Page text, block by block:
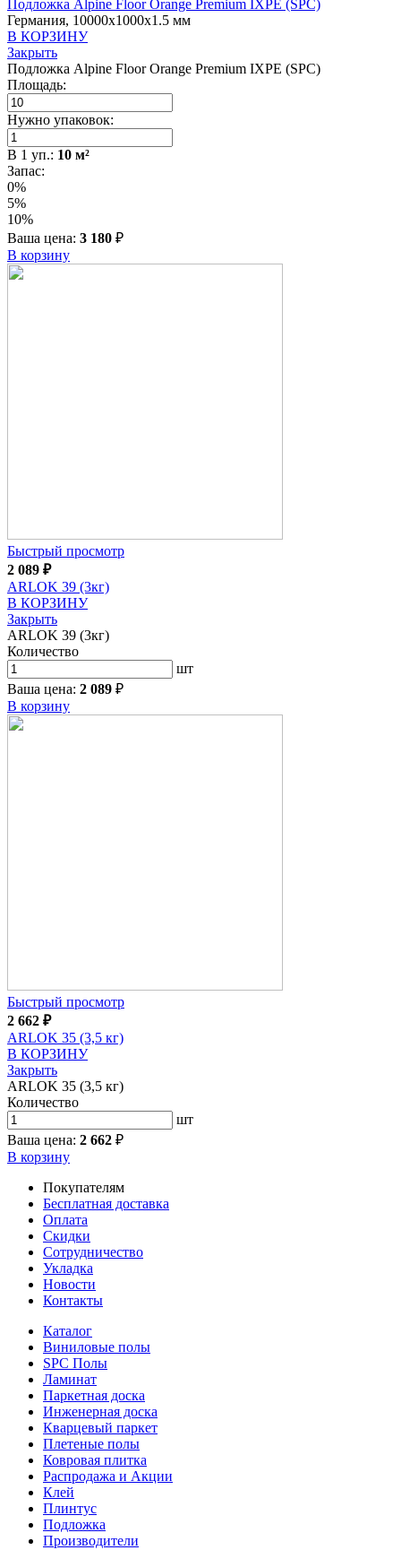
Подложка Alpine Floor Orange Premium IXPE (SPC)
Германия, 10000x1000x1.5 мм
В КОРЗИНУ
Закрыть
Подложка Alpine Floor Orange Premium IXPE (SPC)
Площадь:
Нужно упаковок:
В 1 уп.: 10 м²
Запас:
0%
5%
10%
Ваша цена: 3 180 ₽
В корзину
Быстрый просмотр
2 089 ₽
ARLOK 39 (3кг)
В КОРЗИНУ
Закрыть
ARLOK 39 (3кг)
Количество
шт
Ваша цена: 2 089 ₽
В корзину
Быстрый просмотр
2 662 ₽
ARLOK 35 (3,5 кг)
В КОРЗИНУ
Закрыть
ARLOK 35 (3,5 кг)
Количество
шт
Ваша цена: 2 662 ₽
В корзину
Покупателям
Бесплатная доставка
Оплата
Скидки
Сотрудничество
Укладка
Новости
Контакты
Каталог
Виниловые полы
SPC Полы
Ламинат
Паркетная доска
Инженерная доска
Кварцевый паркет
Плетеные полы
Ковровая плитка
Распродажа и Акции
Клей
Плинтус
Подложка
Производители